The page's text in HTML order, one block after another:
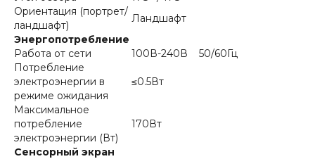
Ориентация (портрет/
ландшафт)
Ландшафт
Энергопотребление
Работа от сети
100В-240В 50/60Гц
Потребление
электроэнергии в
режиме ожидания
≤0.5Вт
Максимальное
потребление
электроэнергии (Вт)
170Вт
Сенсорный экран